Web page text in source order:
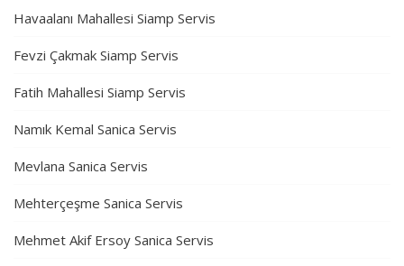
Havaalanı Mahallesi Siamp Servis
Fevzi Çakmak Siamp Servis
Fatih Mahallesi Siamp Servis
Namık Kemal Sanica Servis
Mevlana Sanica Servis
Mehterçeşme Sanica Servis
Mehmet Akif Ersoy Sanica Servis